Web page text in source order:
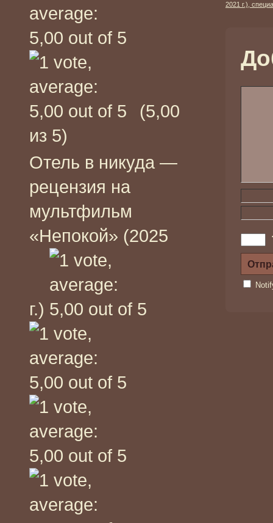
(5,00
из 5)
Отель в никуда —
рецензия на
мультфильм
«Непокой» (2025
г.)
2021 г.),